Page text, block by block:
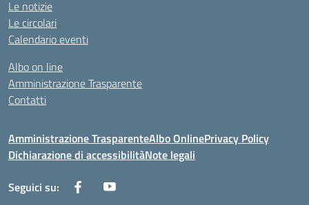
Le notizie
Le circolari
Calendario eventi
Albo on line
Amministrazione Trasparente
Contatti
Amministrazione TrasparenteAlbo OnlinePrivacy Policy
Dichiarazione di accessibilitàNote legali
Seguici su: